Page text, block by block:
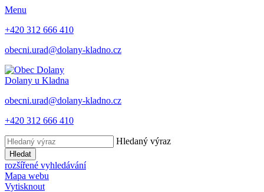
Menu
+420 312 666 410
obecni.urad@dolany-kladno.cz
Dolany u Kladna
obecni.urad@dolany-kladno.cz
+420 312 666 410
Hledaný výraz
Hledat
rozšířené vyhledávání
Mapa webu
Vytisknout